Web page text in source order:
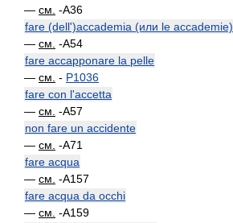
— см. -A36
fare (dell')accademia (или le accademie)
— см. -A54
fare accapponare la pelle
— см. - P1036
fare con l'accetta
— см. -A57
non fare un accidente
— см. -A71
fare acqua
— см. -A157
fare acqua da occhi
— см. -A159